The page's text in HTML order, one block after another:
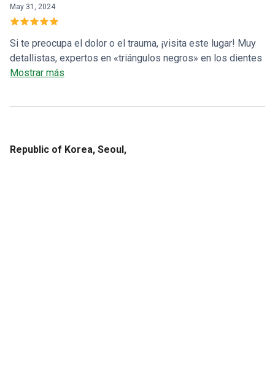
May 31, 2024
Si te preocupa el dolor o el trauma, ¡visita este lugar! Muy
detallistas, expertos en «triángulos negros» en los dientes
frontales, el precio es razonable y son súper amables🙏🏻
Mostrar más
Republic of Korea, Seoul,